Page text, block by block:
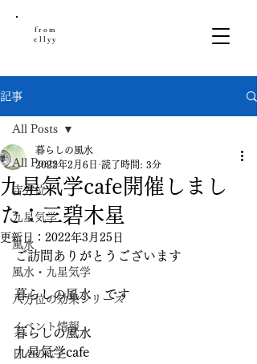
from
ellyy
記事
All Posts
吉方位
九星気学
風水
風水・九星気学
八方位の効果シリーズ
イベント情報
日々のこと
All Posts
九星氣学cafe開催しまし
た：三碧木星
暮らしの風水
2022年2月6日 読了時間: 3分
更新日： 2022年3月25日
ご訪問ありがとうございます
暮らしの風水　です
暮らしの風水
九星氣学cafe